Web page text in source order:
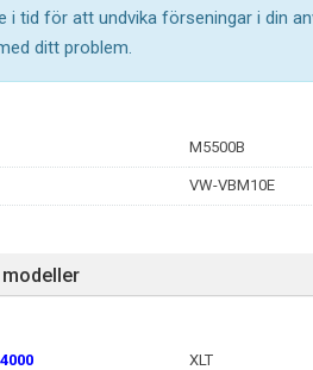
i tid för att undvika förseningar i din
ditt problem.
M5500B
VW-VBM10E
XLT